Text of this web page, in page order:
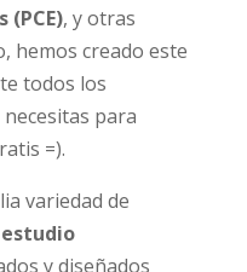
(PCE), y otras
hemos creado este
todos los
para
=).
variedad de
y diseñados